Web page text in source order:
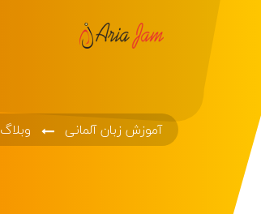
آموزش زبان آلمانی وبلاگ